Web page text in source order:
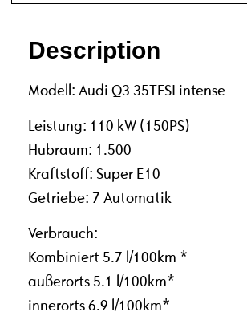
Description
Modell: Audi Q3 35TFSI intense
Leistung: 110 kW (150PS)
Hubraum: 1.500
Kraftstoff: Super E10
Getriebe: 7 Automatik
Verbrauch:
Kombiniert 5.7 l/100km *
außerorts 5.1 l/100km*
innerorts 6.9 l/100km*